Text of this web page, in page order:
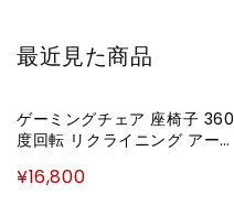
最近見た商品
ゲーミングチェア 座椅子 360
度回転 リクライニング アーム
ック 腰痛対策 おしゃれ オフィ
¥16,800